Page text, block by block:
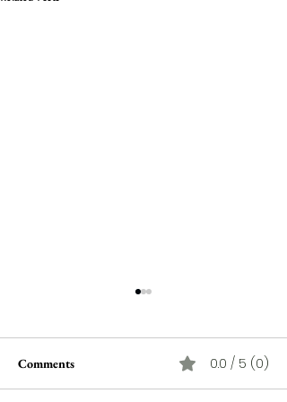
Comments 0.0 / 5 (0)